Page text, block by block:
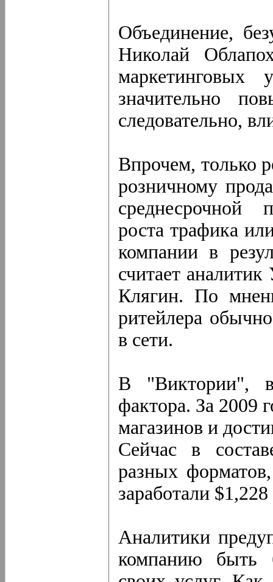
Объединение,
Николай
маркетинговых
значительно
следовательно,
Впрочем, только
розничному
среднесрочной
роста трафика
компании в
считает
Клягин. По
ритейлера
в сети.
В "Виктории",
фактора. За 2009
магазинов и
Сейчас в
разных
заработали
Аналитики
компанию быть